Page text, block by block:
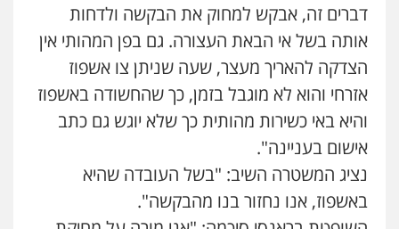
מנשה, אלמוג – עורכי דין
צווארון לבן
עורכי דין לענייני אסירים מעצרים וחקירות
0546470989
עו"ד זוהר ארבל
פלילי
קטינים
0538788878
דברים זה, אבקש למחוק את הבקשה ולדחות
אותה בשל אי הבאת העצורה. גם בפן המהותי אין
הצדקה להאריך מעצר, שעה שניתן צו אשפוז
אזרחי והוא לא מוגבל בזמן, כך שהחשודה באשפוז
והיא באי כשירות מהותית כך שלא יוגש גם כתב
אישום בעניינה".
נציג המשטרה השיב: "בשל העובדה שהיא
באשפוז, אנו נחזור בנו מהבקשה".
קורל קרוז – עורך דין פלילי
משפט פלילי
0545437431
עו"ד עלי סעדי
פשיעה חמורה
ומעצרים
0508824984
עו"ד שגיא אקו